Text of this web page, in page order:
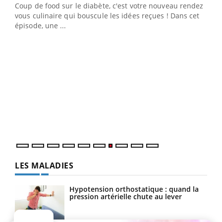
Coup de food sur le diabète, c'est votre nouveau rendez-
vous culinaire qui bouscule les idées reçues ! Dans cet
épisode, une ...
LES MALADIES
Hypotension orthostatique : quand la
pression artérielle chute au lever